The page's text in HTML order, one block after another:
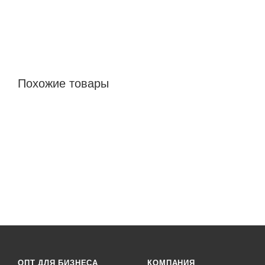
Похожие товары
ОПТ ДЛЯ БИЗНЕСА КОМПАНИЯ